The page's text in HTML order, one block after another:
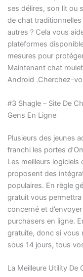
ses délires, son lit ou
de chat
autres ? Cela vous
plateformes
mesures pour
Maintenant chat
Android .Cherchez-
#3 Shagle – Site De
Gens En Ligne
Plusieurs des jeunes
franchi les portes
Les meilleurs
proposent des
populaires. En règle
gratuit vous permettra
concerné et
purchasers en ligne.
gratuite, donc si vous
sous 14 jours, tous
La Meilleure Utility De